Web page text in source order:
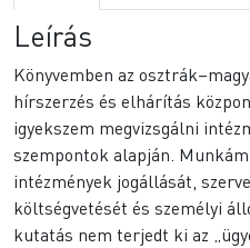
Leírás
Könyvemben az
hírszerzés és elhárítás
igyekszem megvizsgálni
szempontok alapján.
intézmények jogállását,
költségvetését és személyi
kutatás nem terjedt ki az